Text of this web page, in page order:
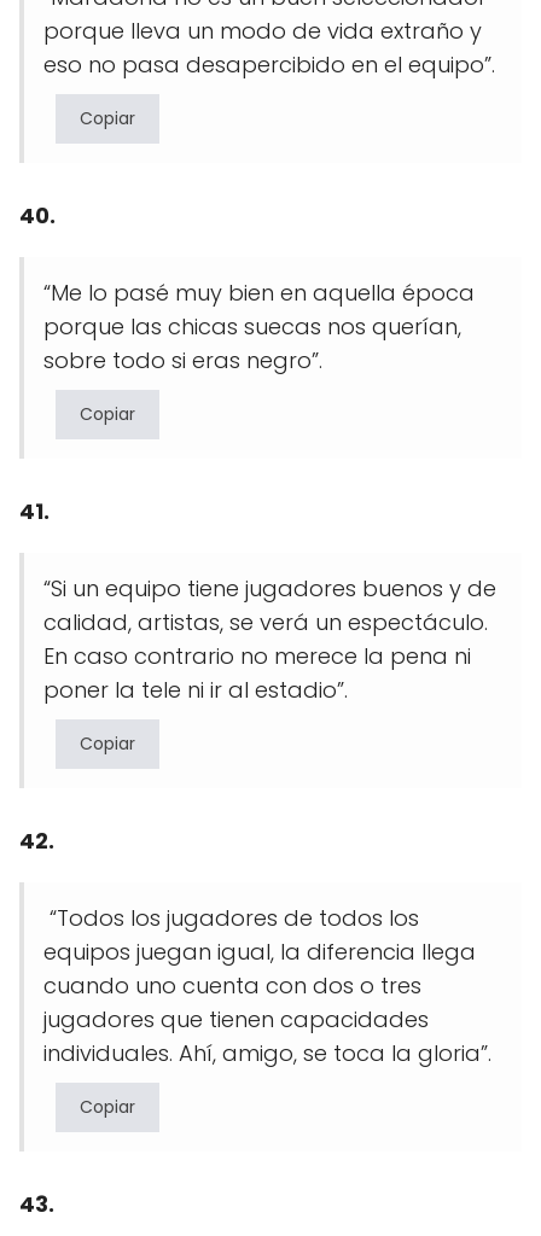
porque lleva un modo de vida extraño y
eso no pasa desapercibido en el equipo”.
Copiar
40.
“Me lo pasé muy bien en aquella época
porque las chicas suecas nos querían,
sobre todo si eras negro”.
Copiar
41.
“Si un equipo tiene jugadores buenos y de
calidad, artistas, se verá un espectáculo.
En caso contrario no merece la pena ni
poner la tele ni ir al estadio”.
Copiar
42.
“Todos los jugadores de todos los
equipos juegan igual, la diferencia llega
cuando uno cuenta con dos o tres
jugadores que tienen capacidades
individuales. Ahí, amigo, se toca la gloria”.
Copiar
43.